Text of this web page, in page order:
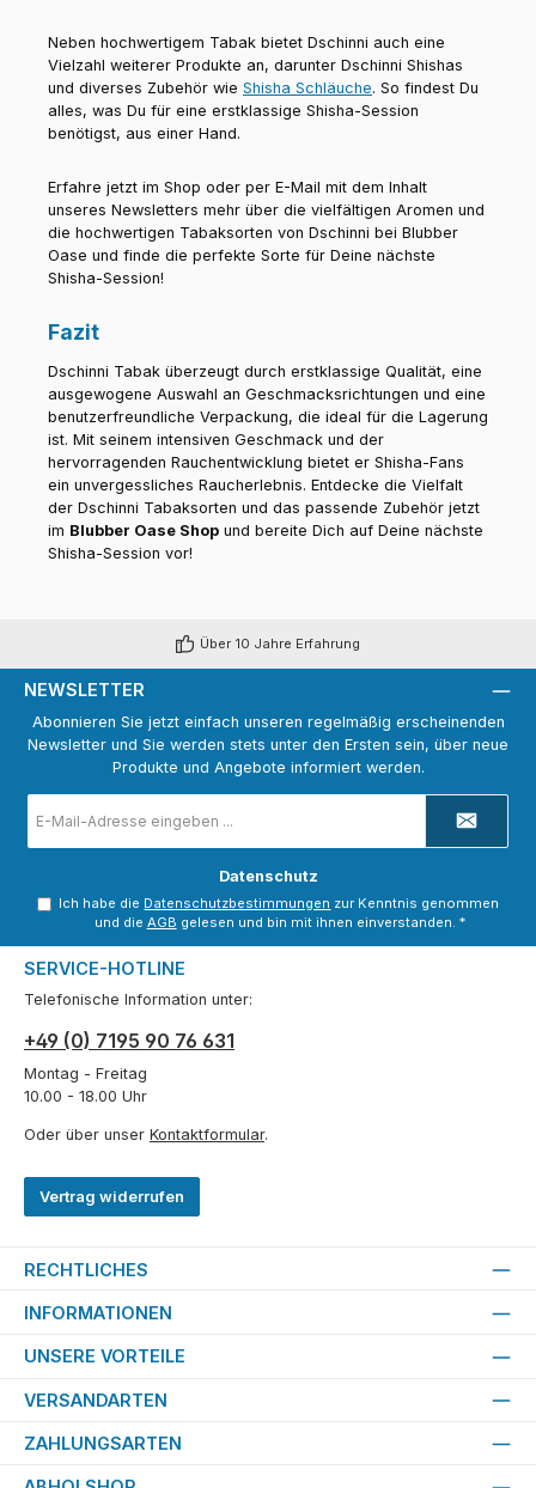
Neben hochwertigem Tabak bietet Dschinni auch eine
Vielzahl weiterer Produkte an, darunter Dschinni Shishas
und diverses Zubehör wie Shisha Schläuche. So findest Du
alles, was Du für eine erstklassige Shisha-Session
benötigst, aus einer Hand.
Erfahre jetzt im Shop oder per E-Mail mit dem Inhalt
unseres Newsletters mehr über die vielfältigen Aromen und
die hochwertigen Tabaksorten von Dschinni bei Blubber
Oase und finde die perfekte Sorte für Deine nächste
Shisha-Session!
Fazit
Dschinni Tabak überzeugt durch erstklassige Qualität, eine
ausgewogene Auswahl an Geschmacksrichtungen und eine
benutzerfreundliche Verpackung, die ideal für die Lagerung
ist. Mit seinem intensiven Geschmack und der
hervorragenden Rauchentwicklung bietet er Shisha-Fans
ein unvergessliches Raucherlebnis. Entdecke die Vielfalt
der Dschinni Tabaksorten und das passende Zubehör jetzt
im Blubber Oase Shop und bereite Dich auf Deine nächste
Shisha-Session vor!
Über 10 Jahre Erfahrung
NEWSLETTER
Abonnieren Sie jetzt einfach unseren regelmäßig erscheinenden
Newsletter und Sie werden stets unter den Ersten sein, über neue
Produkte und Angebote informiert werden.
Mail-
Adresse
Datenschutz
Ich habe die Datenschutzbestimmungen zur Kenntnis genommen
und die AGB gelesen und bin mit ihnen einverstanden. *
SERVICE-HOTLINE
Telefonische Information unter:
+49 (0) 7195 90 76 631
Montag - Freitag
10.00 - 18.00 Uhr
Oder über unser Kontaktformular.
Vertrag widerrufen
RECHTLICHES
INFORMATIONEN
UNSERE VORTEILE
VERSANDARTEN
ZAHLUNGSARTEN